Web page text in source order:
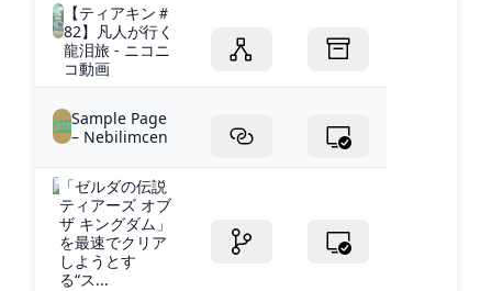
【ティアキン＃
82】凡人が行く
龍泪旅 - ニコニ
コ動画
Sample Page
– Nebilimcen
「ゼルダの伝説
ティアーズ オブ
ザ キングダム」
を最速でクリア
しようとす
る“ス...